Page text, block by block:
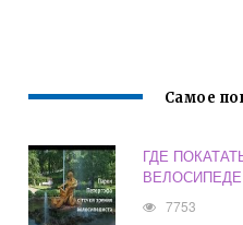
Самое
ГДЕ
ВЕЛОСИПЕДЕ
7753